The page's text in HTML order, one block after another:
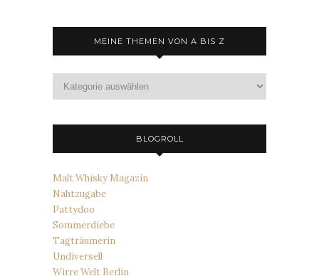
MEINE THEMEN VON A BIS Z
Themen
BLOGROLL
Malt Whisky Magazin
Nahtzugabe
Pattydoo
Sommerdiebe
Tagträumerin
Undiversell
Wirre Welt Berlin